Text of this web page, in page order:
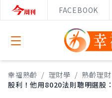
FACEBOOK
Open menu
幸福熟齡 / 理財學 / 熟齡理財
股利！他用8020法則聰明選股